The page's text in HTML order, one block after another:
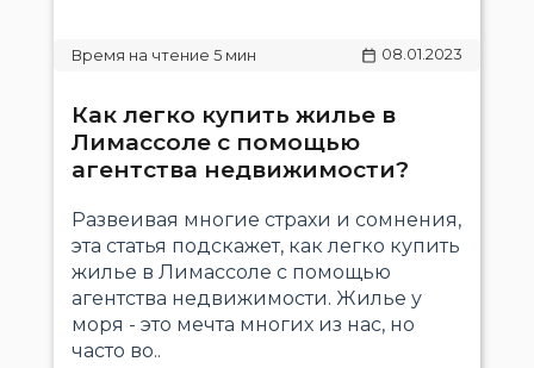
08.01.2023
Как легко купить жилье в
Лимассоле с помощью
агентства недвижимости?
Развеивая многие страхи и сомнения,
эта статья подскажет, как легко купить
жилье в Лимассоле с помощью
агентства недвижимости. Жилье у
моря - это мечта многих из нас, но
часто во..